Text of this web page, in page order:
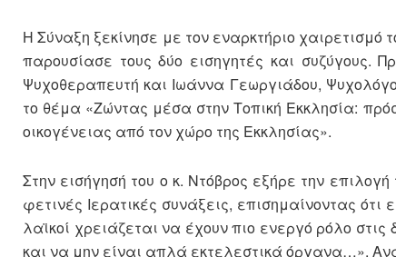
Η Σύναξη ξεκίνησε με τον εναρκτήριο χαιρετισμό
παρουσίασε τους δύο εισηγητές και συζύγους.
Ψυχοθεραπευτή και Ιωάννα Γεωργιάδου,
το θέμα «Ζώντας μέσα στην Τοπική Εκκλησία:
οικογένειας από τον χώρο της Εκκλησίας».
Στην εισήγησή του ο κ. Ντόβρος εξήρε την
φετινές Ιερατικές συνάξεις, επισημαίνοντας
λαϊκοί χρειάζεται να έχουν πιο ενεργό ρόλο
και να μην είναι απλά εκτελεστικά όργανα…».